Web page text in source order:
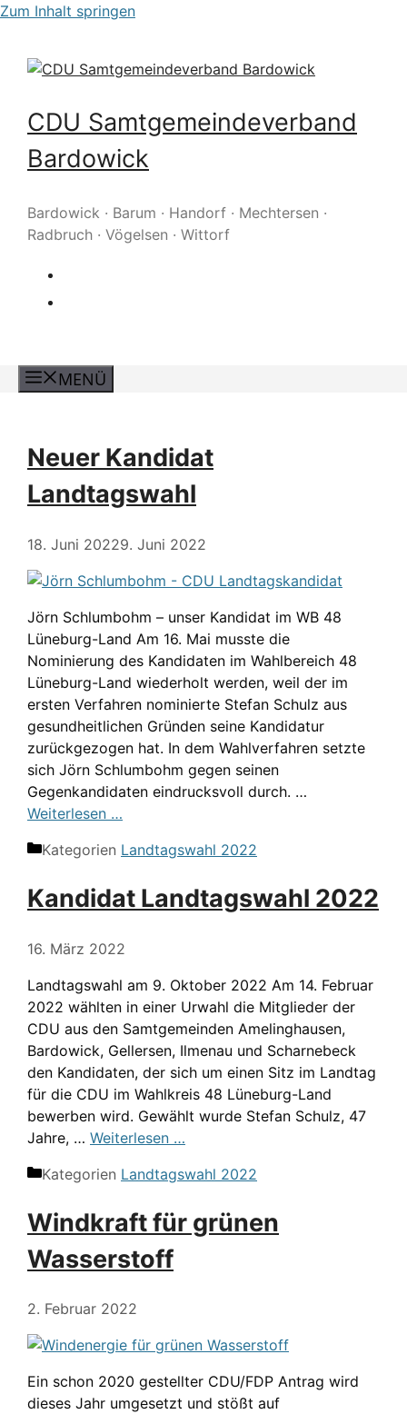
Zum Inhalt springen
CDU Samtgemeindeverband
Bardowick
Bardowick · Barum · Handorf · Mechtersen ·
Radbruch · Vögelsen · Wittorf
MENÜ
Neuer Kandidat
Landtagswahl
18. Juni 20229. Juni 2022
Jörn Schlumbohm – unser Kandidat im WB 48
Lüneburg-Land Am 16. Mai musste die
Nominierung des Kandidaten im Wahlbereich 48
Lüneburg-Land wiederholt werden, weil der im
ersten Verfahren nominierte Stefan Schulz aus
gesundheitlichen Gründen seine Kandidatur
zurückgezogen hat. In dem Wahlverfahren setzte
sich Jörn Schlumbohm gegen seinen
Gegenkandidaten eindrucksvoll durch. …
Weiterlesen …
Kategorien Landtagswahl 2022
Kandidat Landtagswahl 2022
16. März 2022
Landtagswahl am 9. Oktober 2022 Am 14. Februar
2022 wählten in einer Urwahl die Mitglieder der
CDU aus den Samtgemeinden Amelinghausen,
Bardowick, Gellersen, Ilmenau und Scharnebeck
den Kandidaten, der sich um einen Sitz im Landtag
für die CDU im Wahlkreis 48 Lüneburg-Land
bewerben wird. Gewählt wurde Stefan Schulz, 47
Jahre, … Weiterlesen …
Kategorien Landtagswahl 2022
Windkraft für grünen
Wasserstoff
2. Februar 2022
Ein schon 2020 gestellter CDU/FDP Antrag wird
dieses Jahr umgesetzt und stößt auf